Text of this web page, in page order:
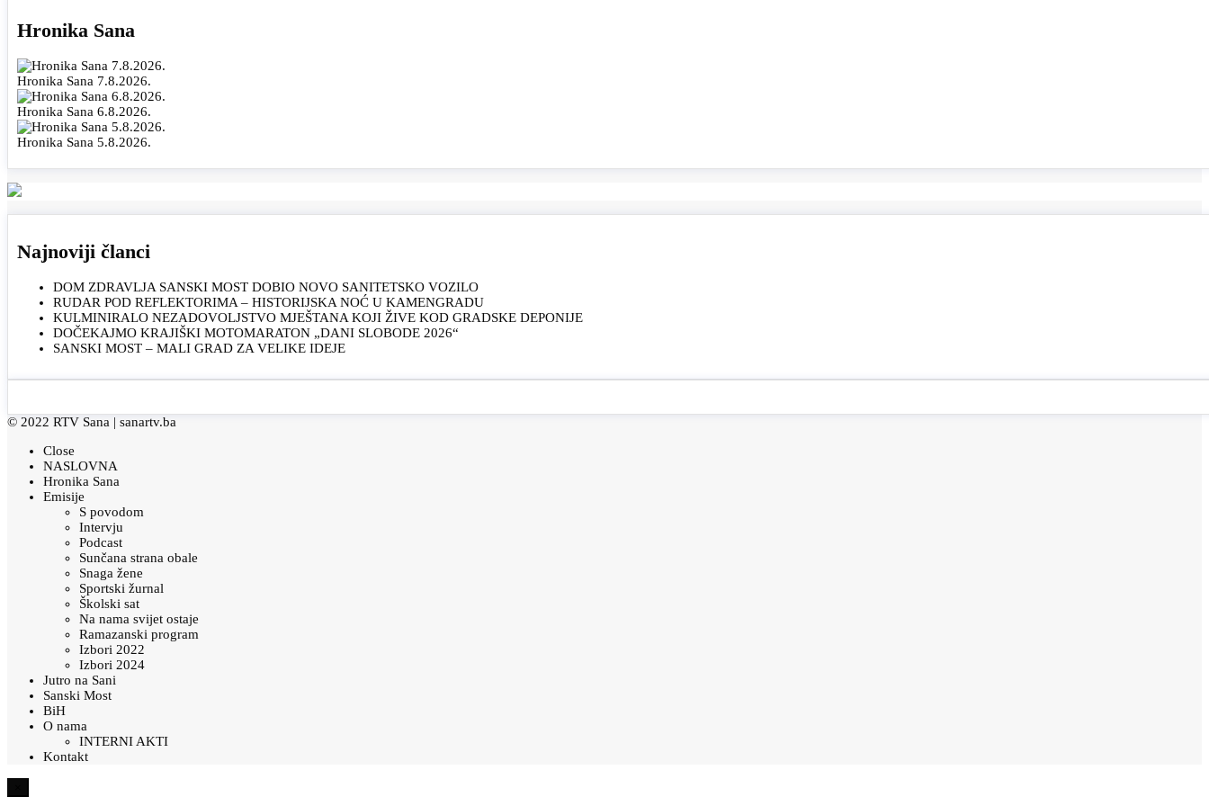
Hronika Sana
Hronika Sana 7.8.2026.
Hronika Sana 6.8.2026.
Hronika Sana 5.8.2026.
Najnoviji članci
DOM ZDRAVLJA SANSKI MOST DOBIO NOVO SANITETSKO VOZILO
RUDAR POD REFLEKTORIMA – HISTORIJSKA NOĆ U KAMENGRADU
KULMINIRALO NEZADOVOLJSTVO MJEŠTANA KOJI ŽIVE KOD GRADSKE DEPONIJE
DOČEKAJMO KRAJIŠKI MOTOMARATON „DANI SLOBODE 2026“
SANSKI MOST – MALI GRAD ZA VELIKE IDEJE
© 2022 RTV Sana | sanartv.ba
Close
NASLOVNA
Hronika Sana
Emisije
S povodom
Intervju
Podcast
Sunčana strana obale
Snaga žene
Sportski žurnal
Školski sat
Na nama svijet ostaje
Ramazanski program
Izbori 2022
Izbori 2024
Jutro na Sani
Sanski Most
BiH
O nama
INTERNI AKTI
Kontakt